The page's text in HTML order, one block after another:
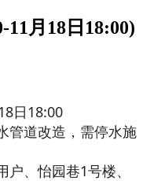
11月18日18:00)
日18:00
管道改造，需停水施
、怡园巷1号楼、